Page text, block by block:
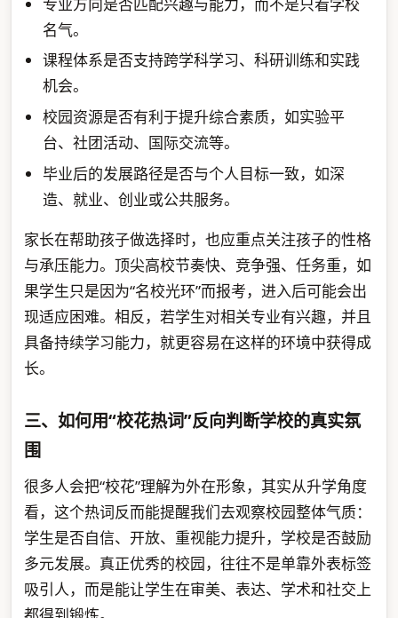
名气。
课程体系是否支持跨学科学习、科研训练和实践
机会。
校园资源是否有利于提升综合素质，如实验平
台、社团活动、国际交流等。
毕业后的发展路径是否与个人目标一致，如深
造、就业、创业或公共服务。
家长在帮助孩子做选择时，也应重点关注孩子的性格
与承压能力。顶尖高校节奏快、竞争强、任务重，如
果学生只是因为“名校光环”而报考，进入后可能会出
现适应困难。相反，若学生对相关专业有兴趣，并且
具备持续学习能力，就更容易在这样的环境中获得成
长。
三、如何用“校花热词”反向判断学校的真实氛
围
很多人会把“校花”理解为外在形象，其实从升学角度
看，这个热词反而能提醒我们去观察校园整体气质：
学生是否自信、开放、重视能力提升，学校是否鼓励
多元发展。真正优秀的校园，往往不是单靠外表标签
吸引人，而是能让学生在审美、表达、学术和社交上